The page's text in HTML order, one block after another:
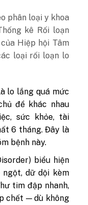
phân loại y khoa
kê Rối loạn
Hiệp hội Tâm
loại rối loạn lo
lo lắng quá mức
đề khác nhau
sức khỏe, tài
6 tháng. Đây là
bệnh này.
biểu hiện
dữ dội kèm
tim đập nhanh,
chết — dù không